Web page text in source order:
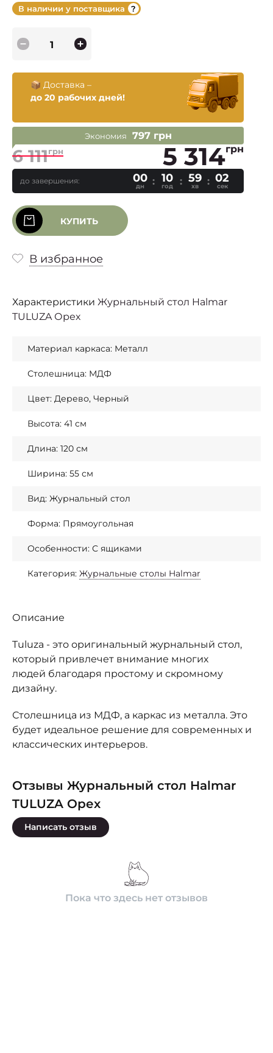
В наличии у поставщика
📦 Доставка –
до 20 рабочих дней!
Экономия 797 грн
6 111грн 5 314грн
до завершения: 00
дн
10
год
59
хв
02
сек
КУПИТЬ
В избранное
Характеристики Журнальный стол Halmar
TULUZA Орех
Материал каркаса: Металл
Столешница: МДФ
Цвет: Дерево, Черный
Высота: 41 см
Длина: 120 см
Ширина: 55 см
Вид: Журнальный стол
Форма: Прямоугольная
Особенности: С ящиками
Категория: Журнальные столы Halmar
Описание
Tuluza - это оригинальный журнальный стол,
который привлечет внимание многих
людей благодаря простому и скромному
дизайну.
Столешница из МДФ, а каркас из металла. Это
будет идеальное решение для современных и
классических интерьеров.
Отзывы Журнальный стол Halmar
TULUZA Орех
Написать отзыв
Пока что здесь нет отзывов